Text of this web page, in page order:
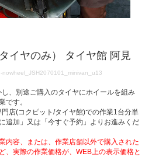
イヤのみ） タイヤ館 阿見
nowheel_JSH2070101_minivan_u13
、別途ご購入のタイヤにホイールを組み
です。
店(コクピット/タイヤ館)での作業1台分単
追加」又は「今すぐ予約」よりお進みくだ
内容、または、作業店舗以外で購入された
、実際の作業価格が、WEB上の表示価格と